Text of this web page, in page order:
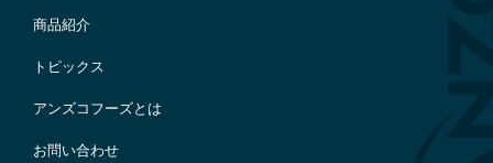
商品紹介
トピックス
アンズコフーズとは
お問い合わせ